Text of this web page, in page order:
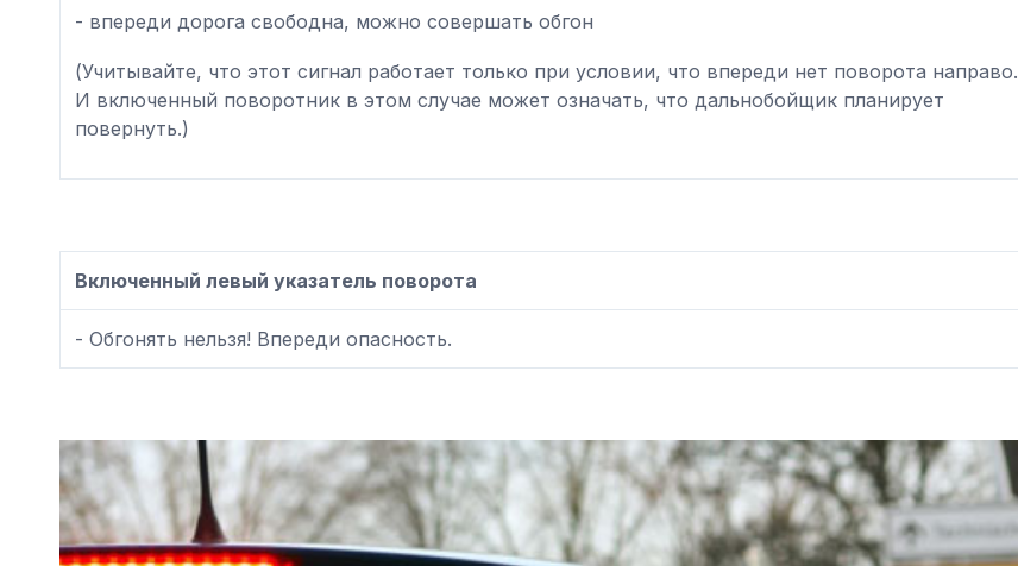
- впереди дорога свободна, можно совершать обгон
(Учитывайте, что этот сигнал работает только при условии, что впереди нет поворота направо.
И включенный поворотник в этом случае может означать, что дальнобойщик планирует
повернуть.)
Включенный левый указатель поворота
- Обгонять нельзя! Впереди опасность.